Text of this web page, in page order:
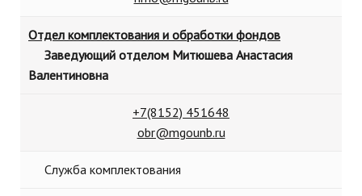
Отдел комплектования и обработки фондов
Заведующий отделом Митюшева Анастасия
Валентиновна
+7(8152) 451648
obr@mgounb.ru
Служба комплектования